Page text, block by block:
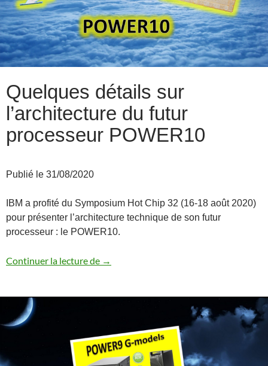
Quelques détails sur
l’architecture du futur
processeur POWER10
Publié le 31/08/2020
IBM a profité du Symposium Hot Chip 32 (16-18 août 2020)
pour présenter l’architecture technique de son futur
processeur : le POWER10.
Continuer la lecture de Quelques détails sur l’architecture du
→